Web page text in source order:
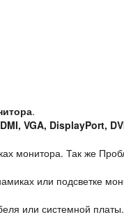
.
VGA, DisplayPort,
монитора. Так же
или подсветке
или системной платы.